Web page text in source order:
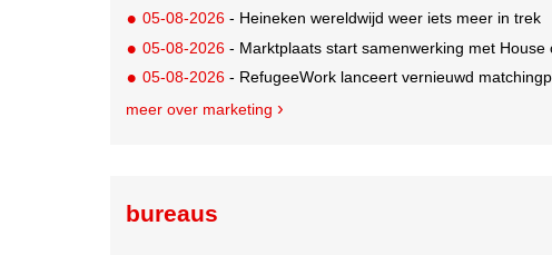
05-08-2026 - Heineken wereldwijd weer iets meer in trek
05-08-2026 - Marktplaats start samenwerking met House
05-08-2026 - RefugeeWork lanceert vernieuwd
meer over marketing
bureaus